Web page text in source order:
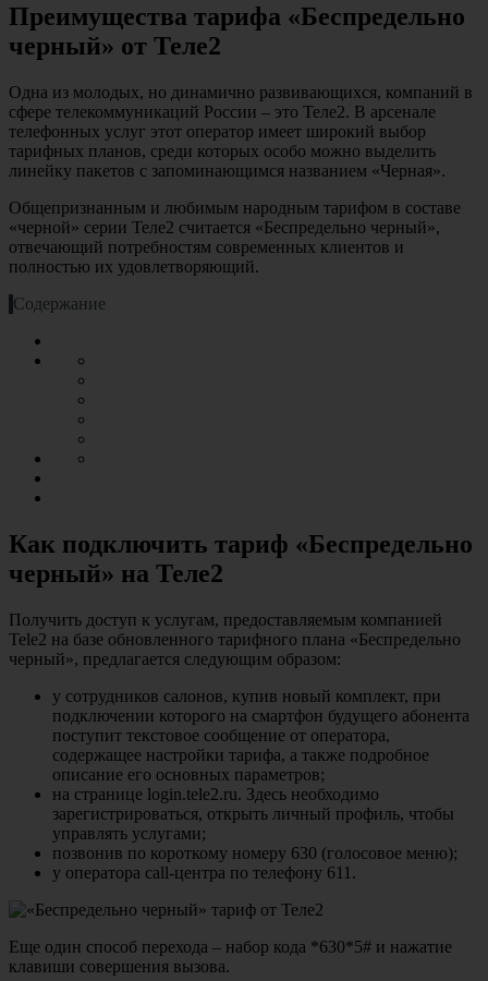
Преимущества тарифа «Беспредельно
черный» от Теле2
Одна из молодых, но динамично развивающихся, компаний в
сфере телекоммуникаций России – это Теле2. В арсенале
телефонных услуг этот оператор имеет широкий выбор
тарифных планов, среди которых особо можно выделить
линейку пакетов с запоминающимся названием «Черная».
Общепризнанным и любимым народным тарифом в составе
«черной» серии Теле2 считается «Беспредельно черный»,
отвечающий потребностям современных клиентов и
полностью их удовлетворяющий.
Содержание
Как подключить тариф «Беспредельно
черный» на Теле2
Получить доступ к услугам, предоставляемым компанией
Tele2 на базе обновленного тарифного плана «Беспредельно
черный», предлагается следующим образом:
у сотрудников салонов, купив новый комплект, при
подключении которого на смартфон будущего абонента
поступит текстовое сообщение от оператора,
содержащее настройки тарифа, а также подробное
описание его основных параметров;
на странице login.tele2.ru. Здесь необходимо
зарегистрироваться, открыть личный профиль, чтобы
управлять услугами;
позвонив по короткому номеру 630 (голосовое меню);
у оператора call-центра по телефону 611.
Еще один способ перехода – набор кода *630*5# и нажатие
клавиши совершения вызова.